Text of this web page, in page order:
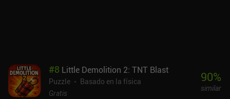
#8 Little Demolition 2: TNT Blast
Puzzle
Basado en la física
Gratis
90%
similar